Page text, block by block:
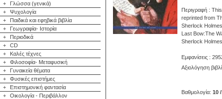
+
Γλώσσα (γενικά)
+
Ψυχολογία
+
Παιδικά και εφηβικά βιβλία
+
Γεωγραφία- Ιστορία
+
Περιοδικά
+
CD
+
Καλές τέχνες
+
Φιλοσοφία- Μεταφυσική
+
Γυναικεία θέματα
+
Φυσικές επιστήμες
+
Επιστημονική φαντασία
+
Οικολογία - Περιβάλλον
Περιγραφή :
reprinted from
Sherlock
Last Bow:The
Sherlock Holmes
Εμφανίσεις :
Αξιολόγηση
Βαθμολογία: 10